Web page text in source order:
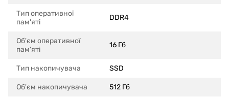
Тип оперативної
пам'яті
DDR4
Об'єм оперативної
пам'яті
16 Гб
Тип накопичувача SSD
Об'єм накопичувача 512 Гб